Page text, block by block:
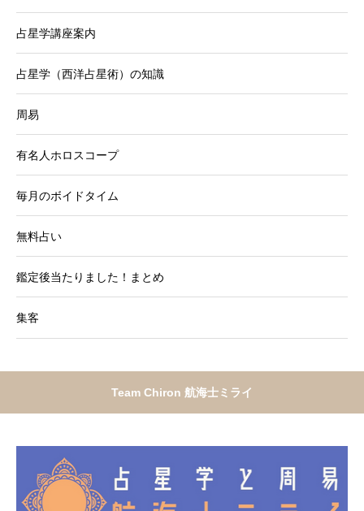
占星学講座案内
占星学（西洋占星術）の知識
周易
有名人ホロスコープ
毎月のボイドタイム
無料占い
鑑定後当たりました！まとめ
集客
Team Chiron 航海士ミライ